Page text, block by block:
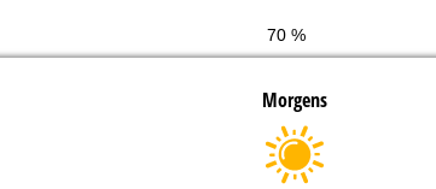
70 %
Morgens